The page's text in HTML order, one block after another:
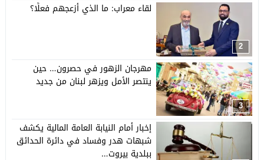
2
لقاء معراب: ما الذي أزعجهم فعلًا؟
3
مهرجان الزهور في حصرون… حين
ينتصر الأمل ويزهر لبنان من جديد
إخبار أمام النيابة العامة المالية يكشف
شبهات هدر وفساد في دائرة الحدائق
ببلدية بيروت…